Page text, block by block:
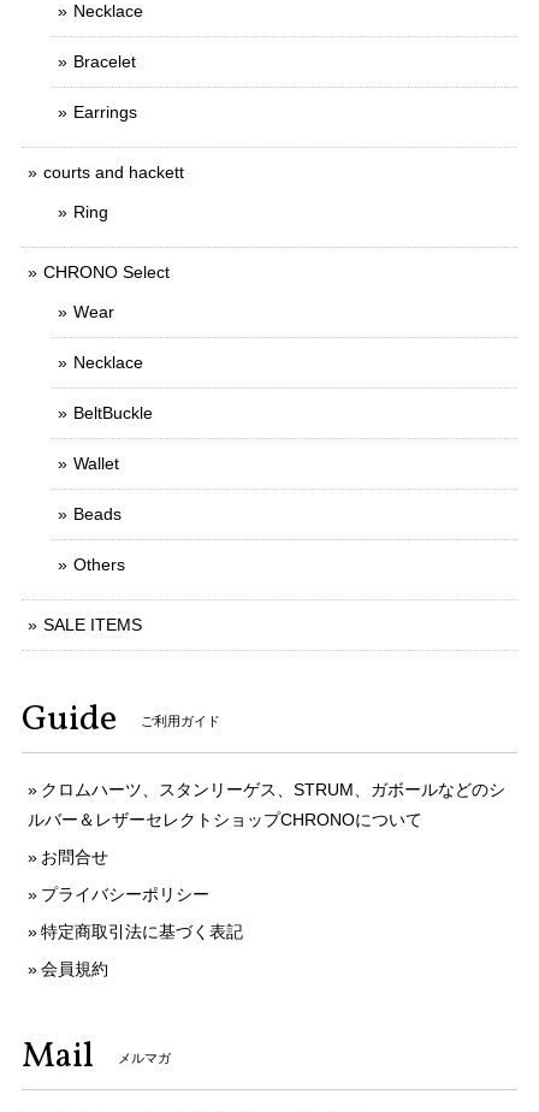
Necklace
Bracelet
Earrings
courts and hackett
Ring
CHRONO Select
Wear
Necklace
BeltBuckle
Wallet
Beads
Others
SALE ITEMS
Guide ご利用ガイド
クロムハーツ、スタンリーゲス、STRUM、ガボールなどのシ
ルバー＆レザーセレクトショップCHRONOについて
お問合せ
プライバシーポリシー
特定商取引法に基づく表記
会員規約
Mail メルマガ